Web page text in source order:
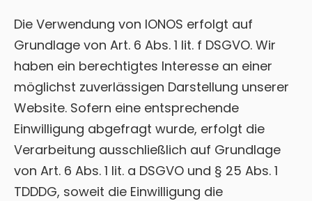
Die Verwendung von IONOS erfolgt auf
Grundlage von Art. 6 Abs. 1 lit. f DSGVO. Wir
haben ein berechtigtes Interesse an einer
möglichst zuverlässigen Darstellung unserer
Website. Sofern eine entsprechende
Einwilligung abgefragt wurde, erfolgt die
Verarbeitung ausschließlich auf Grundlage
von Art. 6 Abs. 1 lit. a DSGVO und § 25 Abs. 1
TDDDG, soweit die Einwilligung die